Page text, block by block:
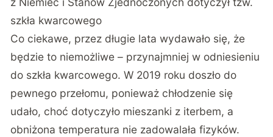
szkła kwarcowego
Co ciekawe, przez długie lata wydawało się, że
będzie to niemożliwe – przynajmniej w odniesieniu
do szkła kwarcowego. W 2019 roku doszło do
pewnego przełomu, ponieważ chłodzenie się
udało, choć dotyczyło mieszanki z iterbem, a
obniżona temperatura nie zadowalała fizyków.